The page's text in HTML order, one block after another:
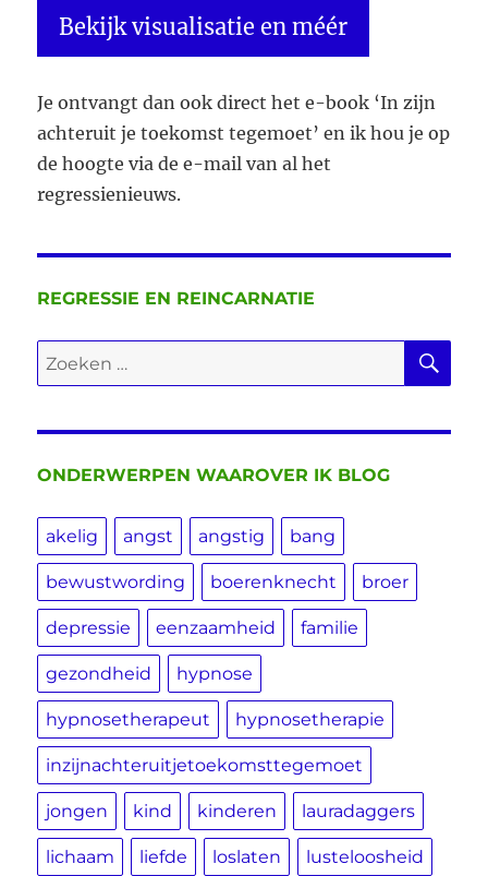
Bekijk visualisatie en méér
Je ontvangt dan ook direct het e-book ‘In zijn
achteruit je toekomst tegemoet’ en ik hou je op
de hoogte via de e-mail van al het
regressienieuws.
REGRESSIE EN REINCARNATIE
Zoeken
naar:
ONDERWERPEN WAAROVER IK BLOG
akelig angst angstig bang
bewustwording boerenknecht broer
depressie eenzaamheid familie
gezondheid hypnose
hypnosetherapeut hypnosetherapie
inzijnachteruitjetoekomsttegemoet
jongen kind kinderen lauradaggers
lichaam liefde loslaten lusteloosheid